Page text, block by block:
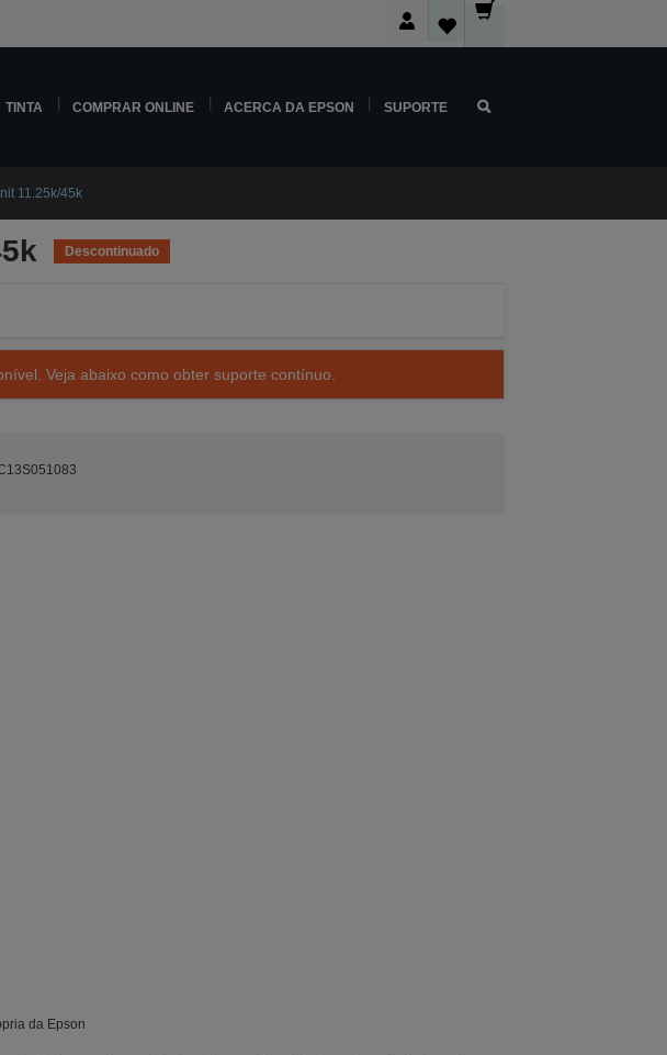
TINTA COMPRAR ONLINE ACERCA DA EPSON SUPORTE
11.25k/45k
Descontinuado
Veja abaixo como obter suporte contínuo.
da Epson